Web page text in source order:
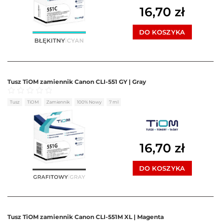
16,70 zł
DO KOSZYKA
Tusz TiOM zamiennik Canon CLI-551 GY | Gray
Oceniono0
Tusz TiOM Zamiennik 100% Nowy 7 ml
16,70 zł
DO KOSZYKA
Tusz TiOM zamiennik Canon CLI-551M XL | Magenta